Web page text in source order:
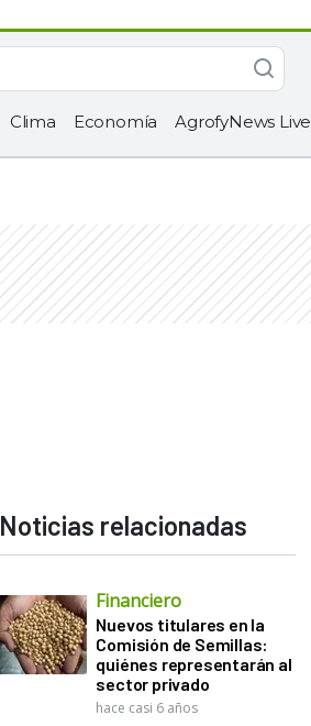
Clima Economía AgrofyNews Live
Noticias relacionadas
Financiero
Nuevos titulares en la
Comisión de Semillas:
quiénes representarán al
sector privado
hace casi 6 años